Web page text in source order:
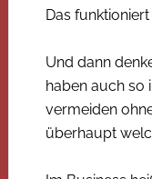
Das
Und dann
haben auch so
vermeiden
überhaupt